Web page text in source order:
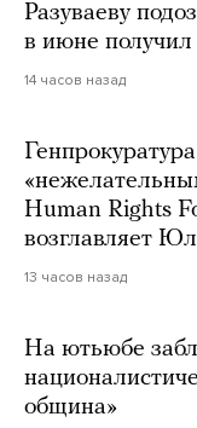
Разуваеву
в июне
14 часов назад
Human Rights
возглавляет
13 часов назад
На ютьюбе
община»